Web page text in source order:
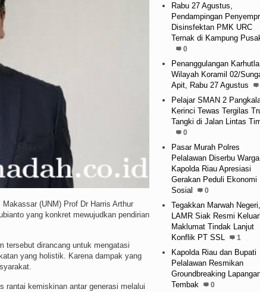
(UNM) Prof Dr Harris Arthur
yang konkret mewujudkan pendirian
tersebut dirancang untuk mengatasi
yang holistik. Karena dampak yang
rantai kemiskinan antar generasi melalui
Rabu 27 Agustus,
Pendampingan
Disinsfektan PMK URC
Ternak di Kampung
0
Penanggulangan
Wilayah Koramil 02/
Apit, Rabu 27 Agustus
Pelajar SMAN 2
Kerinci Tewas Tergilas
Tangki di Jalan Lintas
0
Pasar Murah Polres
Pelalawan Diserbu Warga,
Kapolda Riau Apresiasi
Gerakan Peduli Ekonomi
Sosial
0
Tegakkan Marwah Negeri,
LAMR Siak Resmi
Maklumat Tindak Lanjut
Konflik PT SSL
1
Kapolda Riau dan Bupati
Pelalawan Resmikan
Groundbreaking
Tembak
0